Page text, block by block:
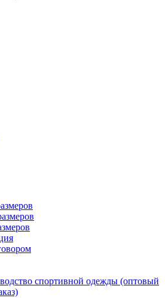
спортивной одежды (оптовый